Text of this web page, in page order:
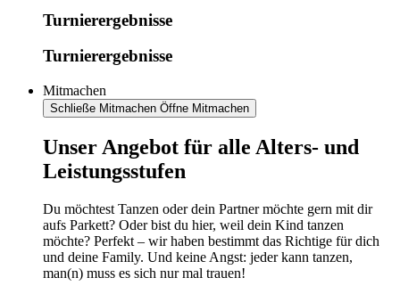
Turnierergebnisse
Turnierergebnisse
Mitmachen
Schließe Mitmachen Öffne Mitmachen
​​​Unser Angebot für alle Alters- und
Leistungsstufen
Du möchtest Tanzen oder dein Partner möchte gern mit dir
aufs Parkett? Oder bist du hier, weil dein Kind tanzen
möchte? Perfekt – wir haben bestimmt das Richtige für dich
und deine Family. Und keine Angst: jeder kann tanzen,
man(n) muss es sich nur mal trauen!